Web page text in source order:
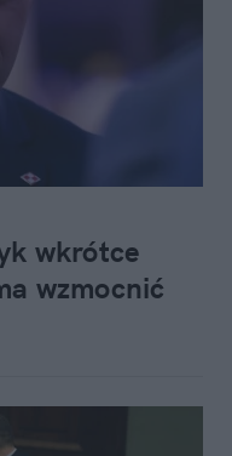
wkrótce
wzmocnić